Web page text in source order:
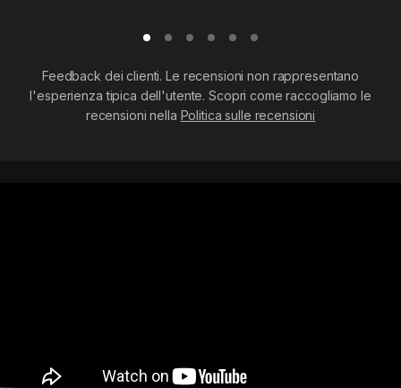
Feedback dei clienti. Le recensioni non rappresentano
l'esperienza tipica dell'utente. Scopri come raccogliamo le
recensioni nella Politica sulle recensioni